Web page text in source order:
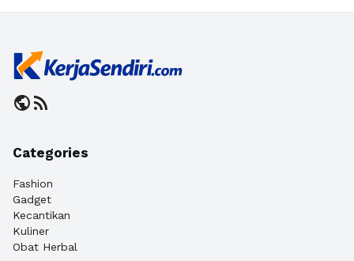
publicrss_feed
Categories
Fashion
Gadget
Kecantikan
Kuliner
Obat Herbal